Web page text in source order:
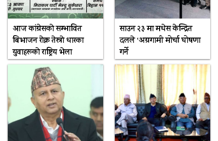
आज कांग्रेसकाे सम्भावित
बिभाजन राेक्न तेस्राे धारका
युवाहरूकाे राष्ट्रिय भेला
साउन २३ मा मधेस केन्द्रित
दलले ‘अग्रगामी मोर्चा घोषणा
गर्ने